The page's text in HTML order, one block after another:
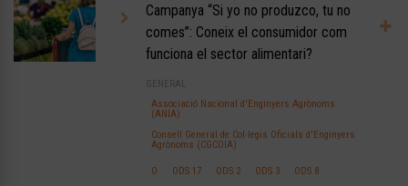
Campanya “Si yo no produzco, tu no
comes”: Coneix el consumidor com
funciona el sector alimentari?
GENERAL
Associació Nacional d'Enginyers Agrònoms
(ANIA)
Consell General de Col·legis Oficials d'Enginyers
Agrònoms (CGCOIA)
O ODS 17 ODS 2 ODS 3 ODS 8